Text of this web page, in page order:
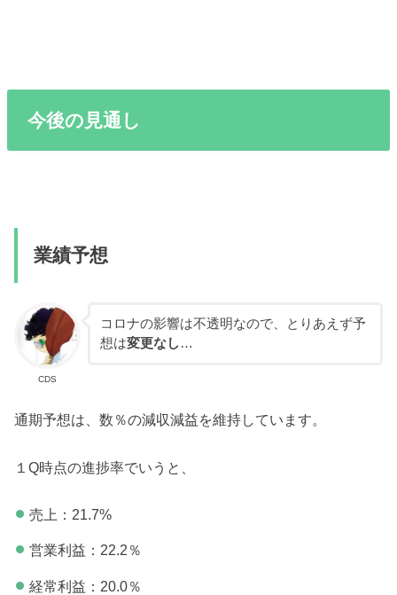
今後の見通し
業績予想
CDS
コロナの影響は不透明なので、とりあえず予
想は変更なし…
通期予想は、数％の減収減益を維持しています。
１Q時点の進捗率でいうと、
売上：21.7%
営業利益：22.2％
経常利益：20.0％